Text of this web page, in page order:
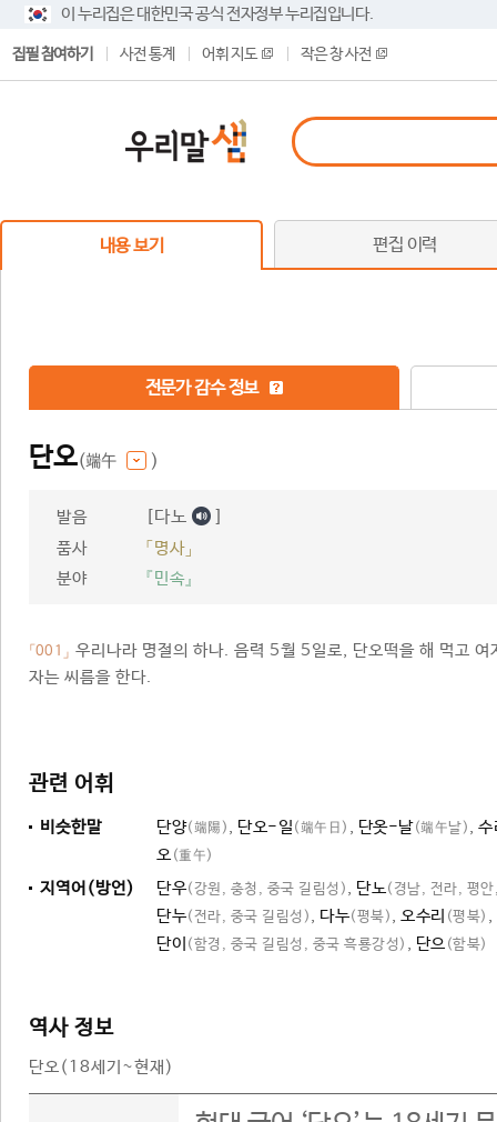
이 누리집은 대한민국 공식 전자정부 누리집입니다.
집필 참여하기 사전 통계 어휘 지도 작은 창 사전
내용 보기 편집 이력
전문가 감수 정보
단오(端午 )
발음 [다노 ]
품사
「명사」
분야
『민속』
「001」 우리나라 명절의 하나. 음력 5월 5일로, 단오떡을 해 먹고
자는 씨름을 한다.
관련 어휘
비슷한말 단양(端陽) , 단오-일 (端午日) , 단옷-날(端午날) , 수
오 (重午)
지역어(방언) 단우(강원, 충청, 중국 길림성) , 단노(경남, 전라, 평
단누(전라, 중국 길림성) , 다누(평북) , 오수리 (평북) ,
단이 (함경, 중국 길림성, 중국 흑룡강성) , 단으 (함북)
역사 정보
단오(18세기~현재)